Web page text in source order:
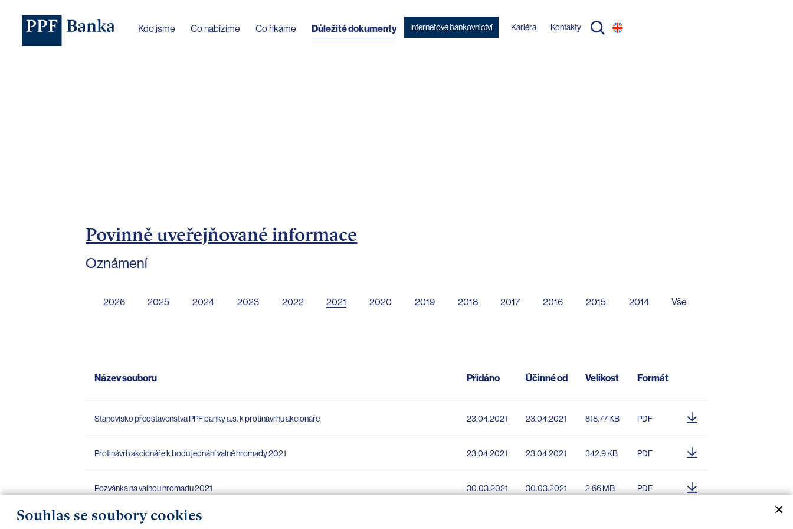
Souhlas se soubory cookies
Kdo jsme Co nabízíme Co říkáme Důležité dokumenty Internetové bankovnictví Kariéra Kontakty
Povinně uveřejňované informace
Oznámení
2026 2025 2024 2023 2022 2021 2020 2019 2018 2017 2016 2015 2014 Vše
Název souboru Přidáno Účinné od Velikost Formát
Stanovisko představenstva PPF banky a.s. k protinávrhu akcionáře 23.04.2021 23.04.2021 818.77 KB PDF
Protinávrh akcionáře k bodu jednání valné hromady 2021 23.04.2021 23.04.2021 342.9 KB PDF
Pozvánka na valnou hromadu 2021 30.03.2021 30.03.2021 2.66 MB PDF